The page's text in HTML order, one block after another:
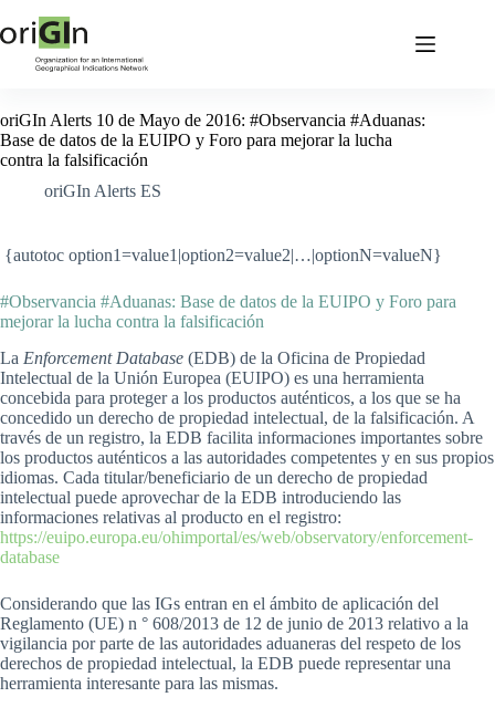
oriGIn Alerts 10 de Mayo de 2016: #Observancia #Aduanas:
Base de datos de la EUIPO y Foro para mejorar la lucha
contra la falsificación
oriGIn Alerts ES
{autotoc option1=value1|option2=value2|…|optionN=valueN}
#Observancia #Aduanas: Base de datos de la EUIPO y Foro para
mejorar la lucha contra la falsificación
La Enforcement Database (EDB) de la Oficina de Propiedad
Intelectual de la Unión Europea (EUIPO) es una herramienta
concebida para proteger a los productos auténticos, a los que se ha
concedido un derecho de propiedad intelectual, de la falsificación. A
través de un registro, la EDB facilita informaciones importantes sobre
los productos auténticos a las autoridades competentes y en sus propios
idiomas. Cada titular/beneficiario de un derecho de propiedad
intelectual puede aprovechar de la EDB introduciendo las
informaciones relativas al producto en el registro:
https://euipo.europa.eu/ohimportal/es/web/observatory/enforcement-
database
Considerando que las IGs entran en el ámbito de aplicación del
Reglamento (UE) n ° 608/2013 de 12 de junio de 2013 relativo a la
vigilancia por parte de las autoridades aduaneras del respeto de los
derechos de propiedad intelectual, la EDB puede representar una
herramienta interesante para las mismas.